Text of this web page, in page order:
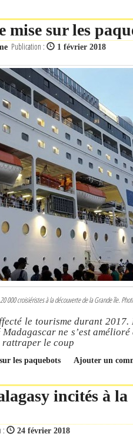
mise sur les
Publication : 1 février 2018
000 croisiéristes à la découverte de la Grande île.
le tourisme durant
ne s’est amélioré
rattraper le coup
les paquebots Ajouter un
incités à la
: 24 février 2018